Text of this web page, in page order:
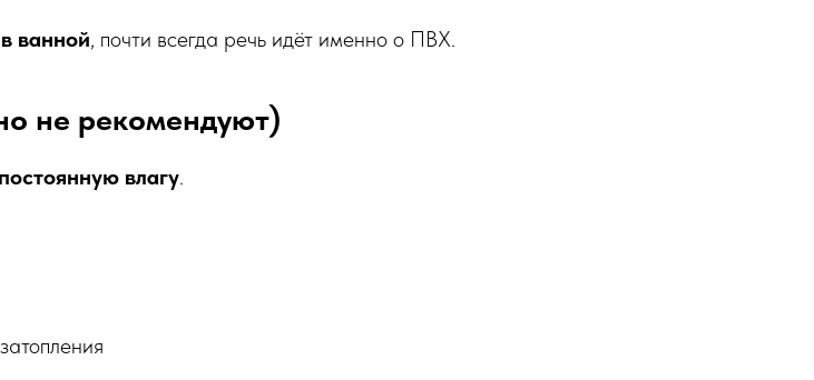
ванной, почти всегда речь идёт именно о ПВХ.
не рекомендуют)
влагу.